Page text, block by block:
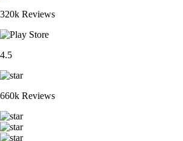
320k Reviews
4.5
660k Reviews